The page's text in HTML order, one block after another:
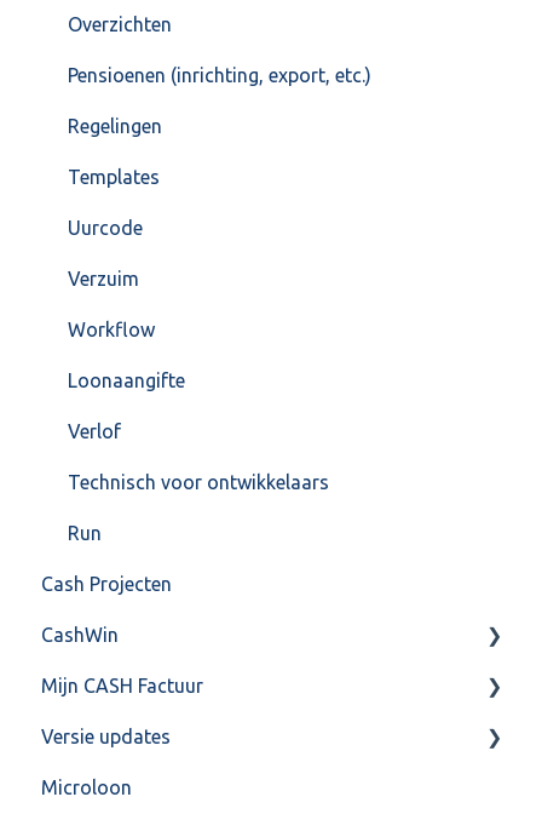
Overzichten
Pensioenen (inrichting, export, etc.)
Regelingen
Templates
Uurcode
Verzuim
Workflow
Loonaangifte
Verlof
Technisch voor ontwikkelaars
Run
Cash Projecten
CashWin
Overig
Mijn CASH Factuur
Facturatie Loonportal( CASH Lonen)
Mijn CASH factuur
Versie updates
CashWeb updates 2025
Microloon